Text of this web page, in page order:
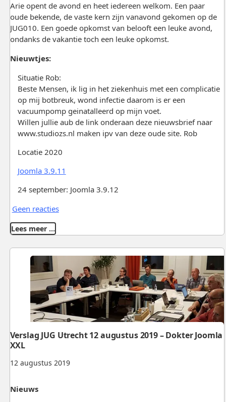
Arie opent de avond en heet iedereen welkom. Een paar
oude bekende, de vaste kern zijn vanavond gekomen op de
JUG010. Een goede opkomst van belooft een leuke avond,
ondanks de vakantie toch een leuke opkomst.
Nieuwtjes:
Situatie Rob:
Beste Mensen, ik lig in het ziekenhuis met een complicatie
op mij botbreuk, wond infectie daarom is er een
vacuumpomp geinatalleerd op mijn voet.
Willen jullie aub de link onderaan deze nieuwsbrief naar
www.studiozs.nl maken ipv van deze oude site. Rob
Locatie 2020
Joomla 3.9.11
24 september: Joomla 3.9.12
Geen reacties
Lees meer …
12 augustus 2019
Verslag JUG Utrecht 12 augustus 2019 – Dokter Joomla
XXL
Nieuws